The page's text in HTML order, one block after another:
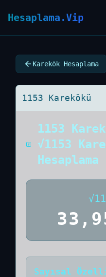
Hesaplama.Vip
Karekök Hesaplama
1153 Karekökü
1153
√1153
Hesaplama
√
Sayısal